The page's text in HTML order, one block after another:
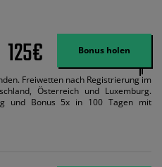
125€ Bonus holen
Freiwetten nach Registrierung im
Österreich und Luxemburg.
und Bonus 5x in 100 Tagen mit
AGB gelten. Lizenziert; Hilfe bei